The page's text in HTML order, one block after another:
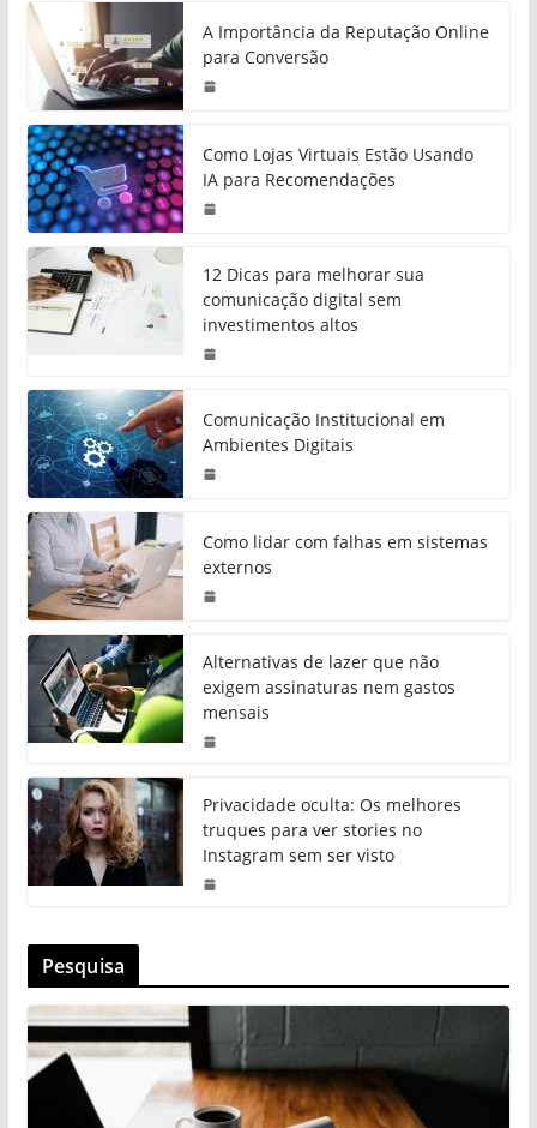
A Importância da Reputação Online
para Conversão
Como Lojas Virtuais Estão Usando
IA para Recomendações
12 Dicas para melhorar sua
comunicação digital sem
investimentos altos
Comunicação Institucional em
Ambientes Digitais
Como lidar com falhas em sistemas
externos
Alternativas de lazer que não
exigem assinaturas nem gastos
mensais
Privacidade oculta: Os melhores
truques para ver stories no
Instagram sem ser visto
Pesquisa